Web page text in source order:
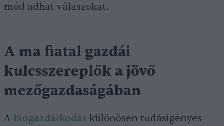
mód adhat válaszokat.
A ma fiatal gazdái
kulcsszereplők a jövő
mezőgazdaságában
A biogazdálkodás különösen tudásigényes